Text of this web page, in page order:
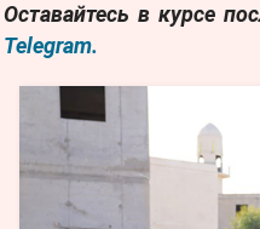
Оставайтесь в курсе
Telegram.